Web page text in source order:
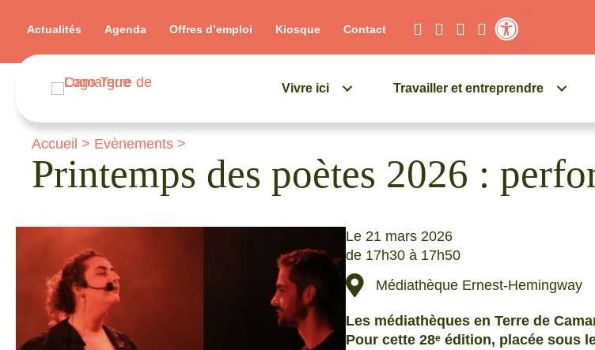
Actualités Agenda Offres d’emploi Kiosque
Contact
Vivre ici Travailler et entreprendre
Accueil > Evènements >
Printemps des poètes 2026 :
Le 21 mars 2026
de 17h30 à 17h50
Médiathèque Ernest-Hemingway
Les médiathèques en Terre de
Pour cette 28ᵉ édition, placée sous